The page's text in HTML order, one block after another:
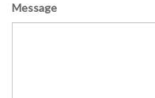
Message